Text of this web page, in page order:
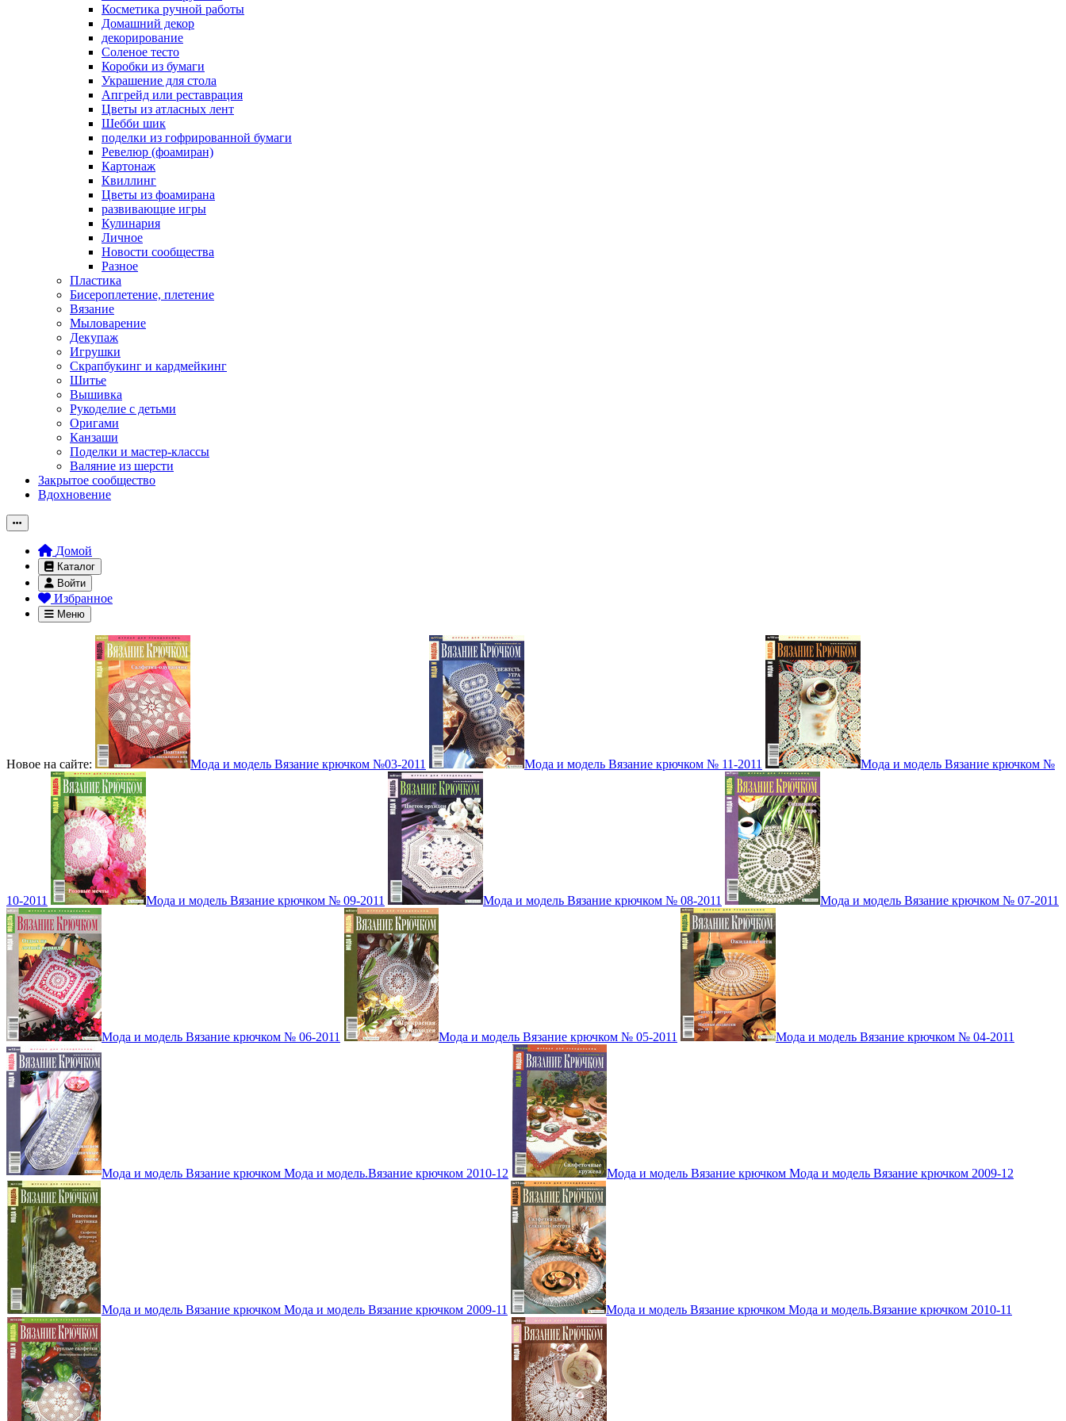
Косметика ручной работы
Домашний декор
декорирование
Соленое тесто
Коробки из бумаги
Украшение для стола
Апгрейд или реставрация
Цветы из атласных лент
Шебби шик
поделки из гофрированной бумаги
Ревелюр (фоамиран)
Картонаж
Квиллинг
Цветы из фоамирана
развивающие игры
Кулинария
Личное
Новости сообщества
Разное
Пластика
Бисероплетение, плетение
Вязание
Мыловарение
Декупаж
Игрушки
Скрапбукинг и кардмейкинг
Шитье
Вышивка
Рукоделие с детьми
Оригами
Канзаши
Поделки и мастер-классы
Валяние из шерсти
Закрытое сообщество
Вдохновение
Домой
Каталог
Войти
Избранное
Меню
Новое на сайте: Мода и модель Вязание крючком №03-2011 Мода и модель Вязание крючком № 11-2011 Мода и модель Вязание крючком №
10-2011 Мода и модель Вязание крючком № 09-2011 Мода и модель Вязание крючком № 08-2011 Мода и модель Вязание крючком № 07-2011
Мода и модель Вязание крючком № 06-2011 Мода и модель Вязание крючком № 05-2011 Мода и модель Вязание крючком № 04-2011
Мода и модель Вязание крючком Мода и модель.Вязание крючком 2010-12 Мода и модель Вязание крючком Мода и модель Вязание крючком 2009-12
Мода и модель Вязание крючком Мода и модель Вязание крючком 2009-11 Мода и модель Вязание крючком Мода и модель.Вязание крючком 2010-11